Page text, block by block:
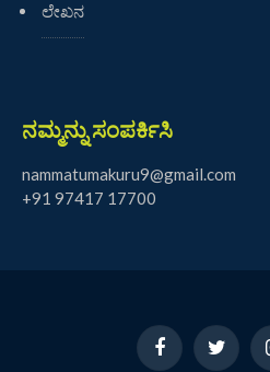
ಲೇಖನ
ನಮ್ಮನ್ನು ಸಂಪರ್ಕಿಸಿ
nammatumakuru9@gmail.com
+91 97417 17700
FacebookTwitter